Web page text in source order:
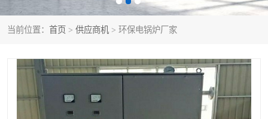
当前位置： 首页 > 供应商机 > 环保电锅炉厂家